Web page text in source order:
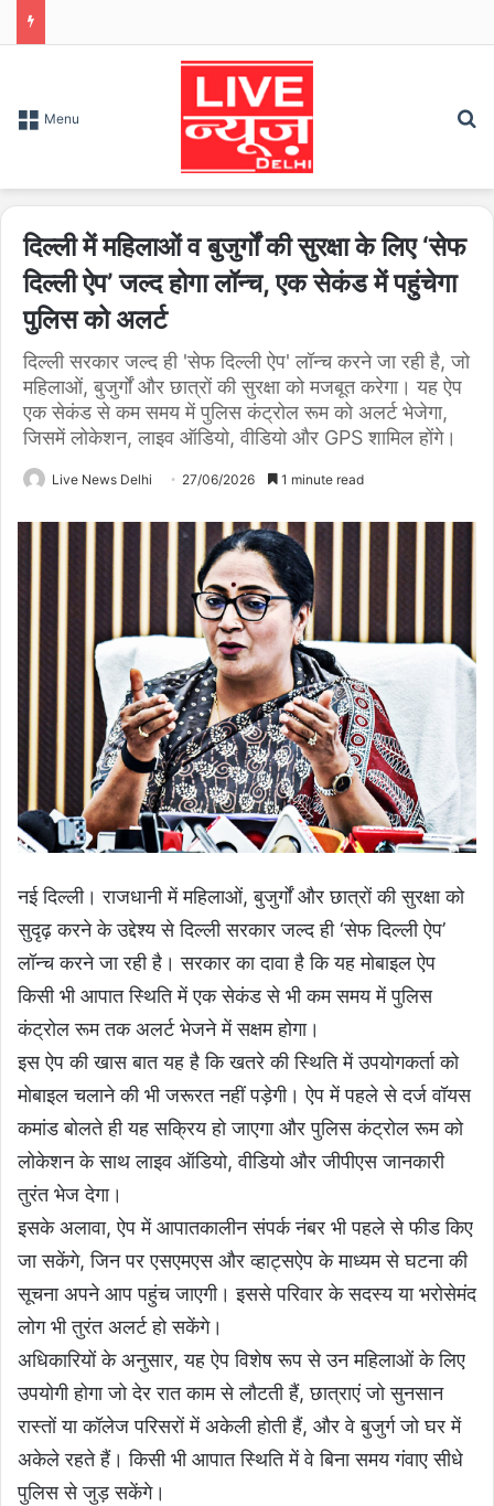
Menu
दिल्ली में महिलाओं व बुजुर्गों की सुरक्षा के लिए ‘सेफ
दिल्ली ऐप’ जल्द होगा लॉन्च, एक सेकंड में पहुंचेगा
पुलिस को अलर्ट
दिल्ली सरकार जल्द ही 'सेफ दिल्ली ऐप' लॉन्च करने जा रही है, जो
महिलाओं, बुजुर्गों और छात्रों की सुरक्षा को मजबूत करेगा। यह ऐप
एक सेकंड से कम समय में पुलिस कंट्रोल रूम को अलर्ट भेजेगा,
जिसमें लोकेशन, लाइव ऑडियो, वीडियो और GPS शामिल होंगे।
Live News Delhi 27/06/2026 1 minute read
नई दिल्ली। राजधानी में महिलाओं, बुजुर्गों और छात्रों की सुरक्षा को
सुदृढ़ करने के उद्देश्य से दिल्ली सरकार जल्द ही ‘सेफ दिल्ली ऐप’
लॉन्च करने जा रही है। सरकार का दावा है कि यह मोबाइल ऐप
किसी भी आपात स्थिति में एक सेकंड से भी कम समय में पुलिस
कंट्रोल रूम तक अलर्ट भेजने में सक्षम होगा।
इस ऐप की खास बात यह है कि खतरे की स्थिति में उपयोगकर्ता को
मोबाइल चलाने की भी जरूरत नहीं पड़ेगी। ऐप में पहले से दर्ज वॉयस
कमांड बोलते ही यह सक्रिय हो जाएगा और पुलिस कंट्रोल रूम को
लोकेशन के साथ लाइव ऑडियो, वीडियो और जीपीएस जानकारी
तुरंत भेज देगा।
इसके अलावा, ऐप में आपातकालीन संपर्क नंबर भी पहले से फीड किए
जा सकेंगे, जिन पर एसएमएस और व्हाट्सऐप के माध्यम से घटना की
सूचना अपने आप पहुंच जाएगी। इससे परिवार के सदस्य या भरोसेमंद
लोग भी तुरंत अलर्ट हो सकेंगे।
अधिकारियों के अनुसार, यह ऐप विशेष रूप से उन महिलाओं के लिए
उपयोगी होगा जो देर रात काम से लौटती हैं, छात्राएं जो सुनसान
रास्तों या कॉलेज परिसरों में अकेली होती हैं, और वे बुजुर्ग जो घर में
अकेले रहते हैं। किसी भी आपात स्थिति में वे बिना समय गंवाए सीधे
पुलिस से जुड़ सकेंगे।